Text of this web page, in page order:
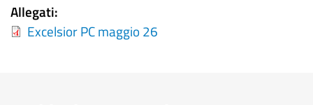
Allegati
Excelsior PC maggio 26